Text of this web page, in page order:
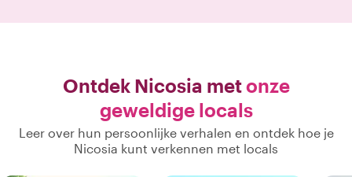
Ontdek Nicosia metonze
geweldige locals
Leer over hun persoonlijke verhalen en ontdek hoe je
Nicosia kunt verkennen met locals